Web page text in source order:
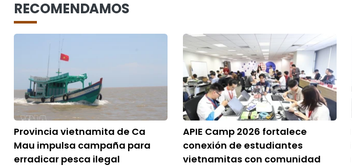
RECOMENDAMOS
Provincia vietnamita de Ca
Mau impulsa campaña para
erradicar pesca ilegal
APIE Camp 2026 fortalece
conexión de estudiantes
vietnamitas con comunidad